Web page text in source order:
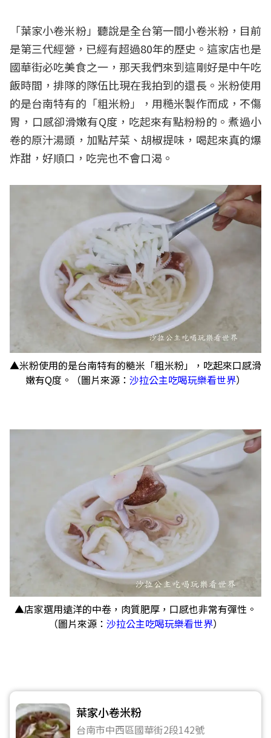
「葉家小卷米粉」聽說是全台第一間小卷米粉，目前
是第三代經營，已經有超過80年的歷史。這家店也是
國華街必吃美食之一，那天我們來到這剛好是中午吃
飯時間，排隊的隊伍比現在我拍到的還長。米粉使用
的是台南特有的「粗米粉」，用糙米製作而成，不傷
胃，口感卻滑嫩有Q度，吃起來有點粉粉的。煮過小
卷的原汁湯頭，加點芹菜、胡椒提味，喝起來真的爆
炸甜，好順口，吃完也不會口渴。
▲米粉使用的是台南特有的糙米「粗米粉」，吃起來口感滑
嫩有Q度。（圖片來源： 沙拉公主吃喝玩樂看世界）
▲店家選用遠洋的中卷，肉質肥厚，口感也非常有彈性。
（圖片來源： 沙拉公主吃喝玩樂看世界）
葉家小卷米粉
台南市中西區國華街2段142號